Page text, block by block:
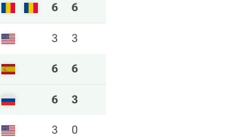
6 6
3 3
6 6
6 3
3 0